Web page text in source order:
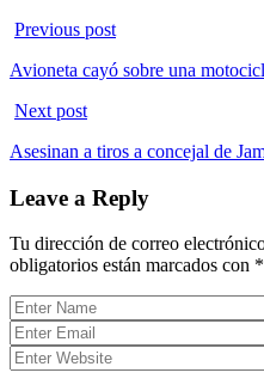
Previous post
Avioneta cayó sobre una
Next post
Asesinan a tiros a concejal de
Leave a Reply
Tu dirección de correo
obligatorios están marcados con *